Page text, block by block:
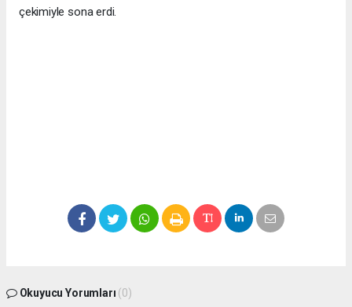
çekimiyle sona erdi.
Okuyucu Yorumları (0)